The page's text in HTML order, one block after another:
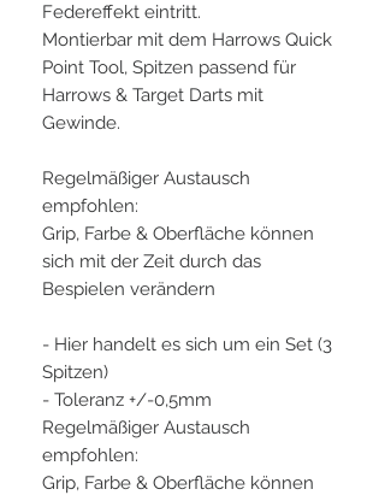
Federeffekt eintritt.
Montierbar mit dem Harrows Quick
Point Tool, Spitzen passend für
Harrows & Target Darts mit
Gewinde.
Regelmäßiger Austausch
empfohlen:
Grip, Farbe & Oberfläche können
sich mit der Zeit durch das
Bespielen verändern
- Hier handelt es sich um ein Set (3
Spitzen)
- Toleranz +/-0,5mm
Regelmäßiger Austausch
empfohlen:
Grip, Farbe & Oberfläche können